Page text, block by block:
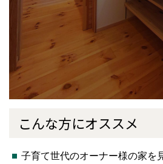
こんな方にオススメ
子育て世代のオーナー様の家を